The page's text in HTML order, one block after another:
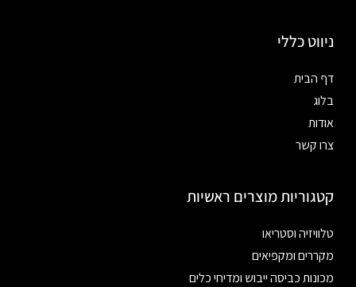
ניווט כללי
דף הבית
בלוג
אודות
צרו קשר
קטגוריות מוצרים ראשיות
טלוויזיה וסטריאו
מקררים ומקפיאים
מכונות כביסה ייבוש ומדיחי כלים